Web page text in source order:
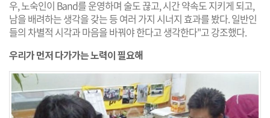
우, 노숙인이 Band를 운영하며 술도 끊고, 시간 약속도 지키게 되고,
남을 배려하는 생각을 갖는 등 여러 가지 시너지 효과를 봤다. 일반인
들의 차별적 시각과 마음을 바꿔야 한다고 생각한다"고 강조했다.
우리가 먼저 다가가는 노력이 필요해